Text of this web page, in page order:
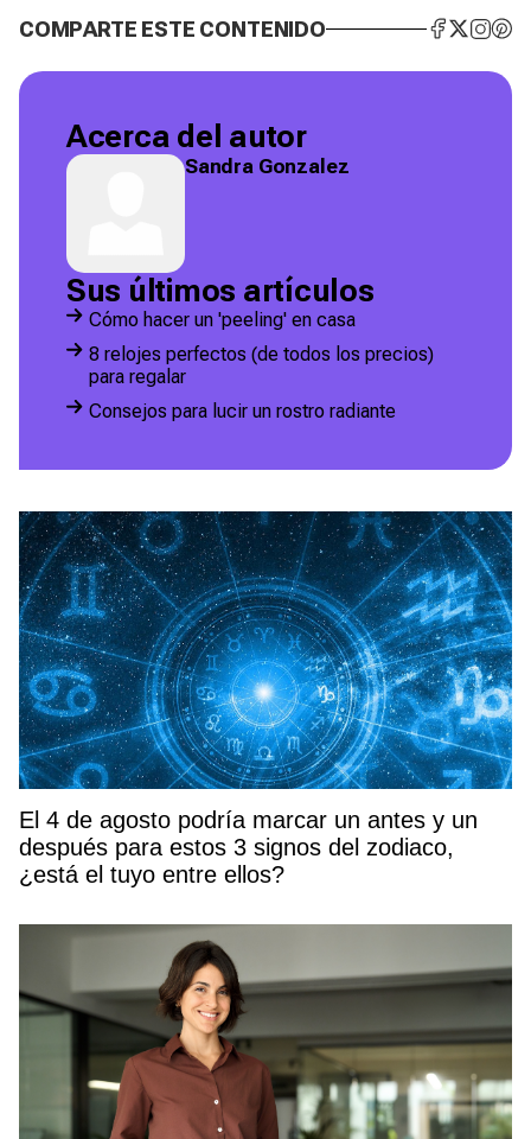
COMPARTE ESTE CONTENIDO
Acerca del autor
Sandra Gonzalez
Sus últimos artículos
Cómo hacer un 'peeling' en casa
8 relojes perfectos (de todos los precios)
para regalar
Consejos para lucir un rostro radiante
El 4 de agosto podría marcar un antes y un
después para estos 3 signos del zodiaco,
¿está el tuyo entre ellos?